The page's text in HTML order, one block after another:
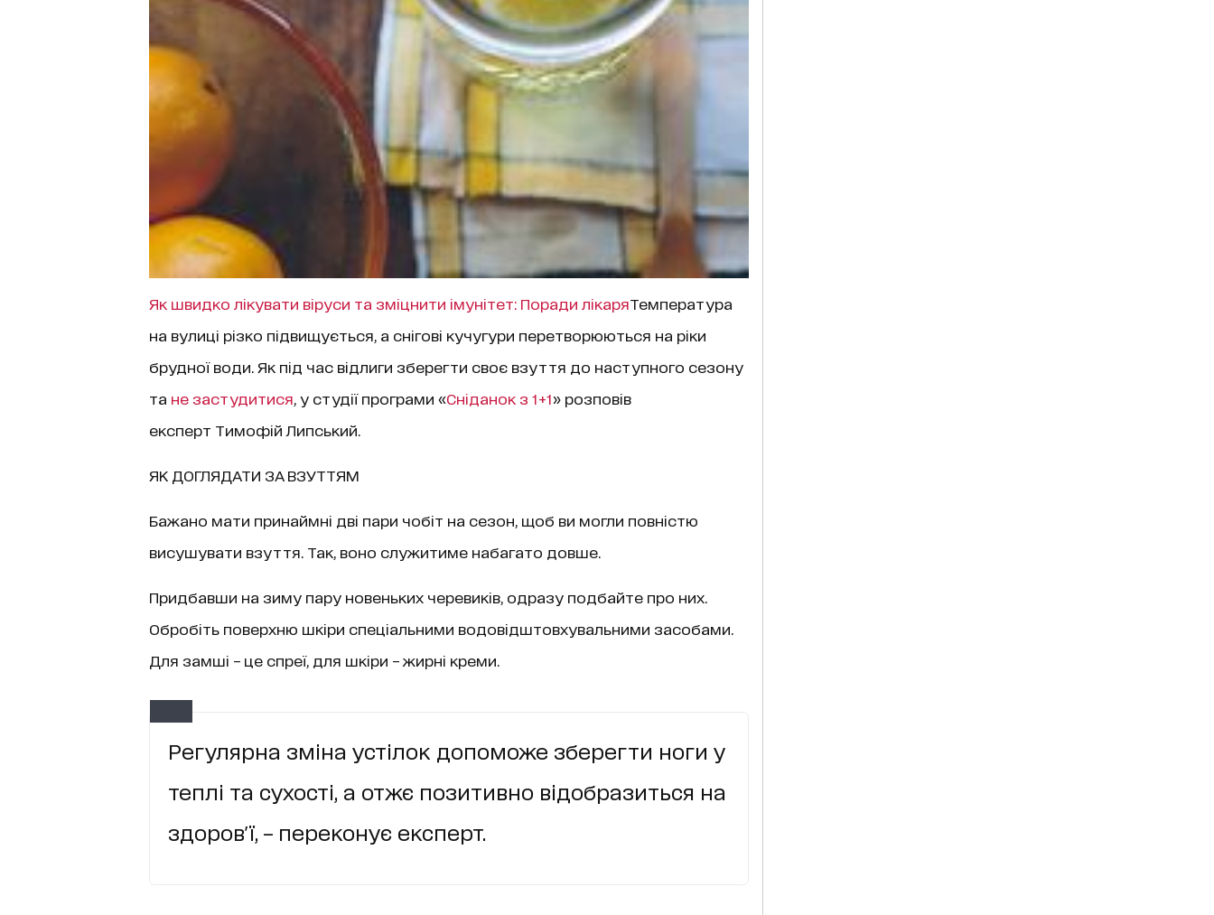
Як швидко лікувати віруси та зміцнити імунітет: Поради лікаряТемпература
на вулиці різко підвищується, а снігові кучугури перетворюються на ріки
брудної води. Як під час відлиги зберегти своє взуття до наступного сезону
та не застудитися , у студії програми «Сніданок з 1+1» розповів
експерт Тимофій Липський.
ЯК ДОГЛЯДАТИ ЗА ВЗУТТЯМ
Бажано мати принаймні дві пари чобіт на сезон, щоб ви могли повністю
висушувати взуття. Так, воно служитиме набагато довше.
Придбавши на зиму пару новеньких черевиків, одразу подбайте про них.
Обробіть поверхню шкіри спеціальними водовідштовхувальними засобами.
Для замші – це спреї, для шкіри – жирні креми.
Регулярна зміна устілок допоможе зберегти ноги у
теплі та сухості, а отжє позитивно відобразиться на
здоров'ї, – переконує експерт.